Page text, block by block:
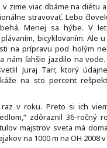
v zime viac dbáme na diétu
stravovať. Lebo
Menej sa hýbe. V
bicyklovaním. Ale
na prípravu pod holým
nám ľahšie jazdilo na
Juraj Tarr, ktorý
na sto percent
raz v roku. Preto si ich
zdôraznil 36-ročný
majstrov sveta má
na 1000 m na OH 2008